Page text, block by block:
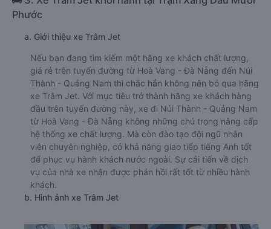
Phước
a. Giới thiệu xe Trâm Jet
Nếu bạn đang tìm kiếm một hãng xe khách chất lượng,
giá rẻ trên tuyến đường từ Hoà Vang - Đà Nẵng đến Núi
Thành - Quảng Nam thì chắc hẳn không nên bỏ qua hãng
xe Trâm Jet. Với mục tiêu trở thành hãng xe khách hàng
đầu trên tuyến đường này, xe đi Núi Thành - Quảng Nam
từ Hoà Vang - Đà Nẵng không những chú trọng nâng cấp
hệ thống xe chất lượng. Mà còn đào tạo đội ngũ nhân
viên chuyên nghiệp, có khả năng giao tiếp tiếng Anh tốt
để phục vụ hành khách nước ngoài. Sự cải tiến về dịch
vụ của nhà xe nhận được phản hồi rất tốt từ nhiều hành
khách.
b. Hình ảnh xe Trâm Jet